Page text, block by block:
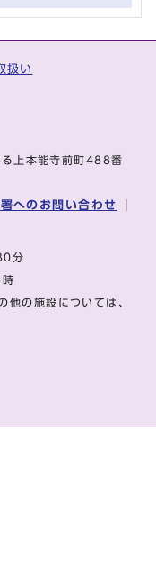
扱い
上本能寺前町488番
へのお問い合わせ
30分
5時
他の施設については、